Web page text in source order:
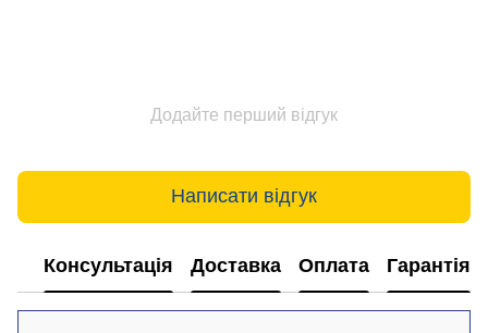
Додайте перший відгук
Написати відгук
Консультація Доставка Оплата Гарантія